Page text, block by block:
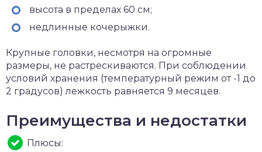
высота в пределах 60 см;
недлинные кочерыжки.
Крупные головки, несмотря на огромные
размеры, не растрескиваются. При соблюдении
условий хранения (температурный режим от -1 до
2 градусов) лежкость равняется 9 месяцев.
Преимущества и недостатки
Плюсы: